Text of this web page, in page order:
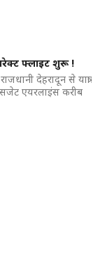
फ्लाइट शुरू !
देहरादून से यात्रा
एयरलाइंस करीब